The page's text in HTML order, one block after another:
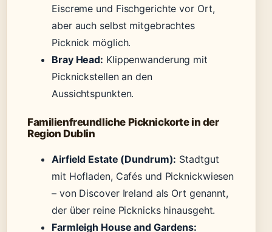
Eiscreme und Fischgerichte vor Ort,
aber auch selbst mitgebrachtes
Picknick möglich.
Bray Head: Klippenwanderung mit
Picknickstellen an den
Aussichtspunkten.
Familienfreundliche Picknickorte in der
Region Dublin
Airfield Estate (Dundrum): Stadtgut
mit Hofladen, Cafés und Picknickwiesen
– von Discover Ireland als Ort genannt,
der über reine Picknicks hinausgeht.
Farmleigh House and Gardens: